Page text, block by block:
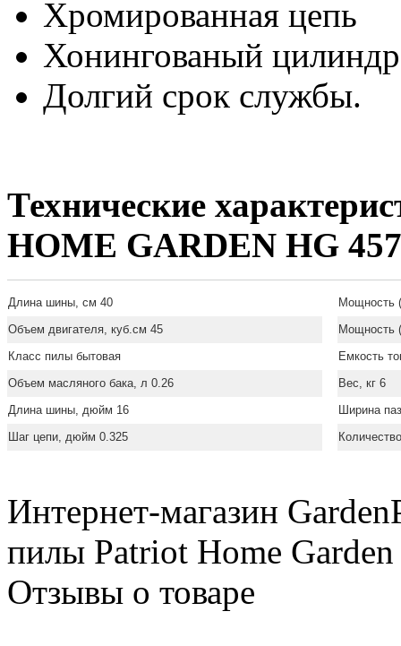
Хромированная цепь
Хонингованый цилиндр
Долгий срок службы.
Технические
HOME GARDEN HG
Длина шины, см 40
Мощность
Объем двигателя, куб.см 45
Мощность
Класс пилы бытовая
Емкость
Объем масляного бака, л 0.26
Вес, кг 6
Длина шины, дюйм 16
Ширина
Шаг цепи, дюйм 0.325
Интернет-магазин
пилы Patriot Home
Отзывы о товаре